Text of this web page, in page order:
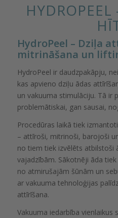
HYDROPEEL
HydroPeel – Dziļa
mitrināšana un
HydroPeel ir daudzpakāpju,
kas apvieno dziļu ādas
un vakuuma stimulāciju. Tā ir
problemātiskai, gan sausai,
Procedūras laikā tiek
– attīroši, mitrinoši, barojoši
no tiem tiek izvēlēts atbilstoši
vajadzībām. Sākotnēji āda
no atmirušajām šūnām un
ar vakuuma tehnoloģijas
attīrīšana.
Vakuuma iedarbība vienlaikus